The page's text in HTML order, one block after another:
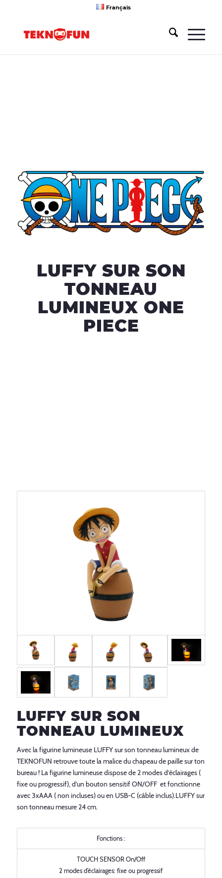
Français
LUFFY SUR SON
TONNEAU
LUMINEUX ONE
PIECE
LUFFY SUR SON
TONNEAU LUMINEUX
Avec la figurine lumineuse LUFFY sur son tonneau lumineux de
TEKNOFUN retrouve toute la malice du chapeau de paille sur ton
bureau ! La figurine lumineuse dispose de 2 modes d’éclairages (
fixe ou progressif), d’un bouton sensitif ON/OFF et fonctionne
avec 3xAAA ( non incluses) ou en USB-C (câble inclus).LUFFY sur
son tonneau mesure 24 cm.
Fonctions :
TOUCH SENSOR On/Off
2 modes d’éclairages: fixe ou progressif